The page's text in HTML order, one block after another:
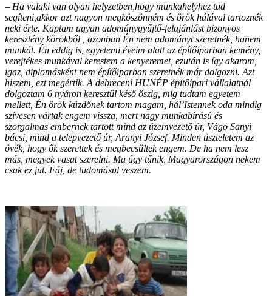
– Ha valaki van olyan helyzetben,hogy munkahelyhez tud
segíteni,akkor azt nagyon megköszönném és örök hálával tartoznék
neki érte. Kaptam ugyan adománygyűjtő-felajánlást bizonyos
keresztény körökből , azonban Én nem adományt szeretnék, hanem
munkát. Én eddig is, egyetemi éveim alatt az építőiparban kemény,
verejtékes munkával kerestem a kenyeremet, ezután is így akarom,
igaz, diplomásként nem építőiparban szeretnék már dolgozni. Azt
hiszem, ezt megértik. A debreceni HUNÉP építőipari vállalatnál
dolgoztam 6 nyáron keresztül késő őszig, míg tudtam egyetem
mellett, Én örök küzdőnek tartom magam, hál’Istennek oda mindig
szívesen vártak engem vissza, mert nagy munkabírású és
szorgalmas embernek tartott mind az üzemvezető úr, Vágó Sanyi
bácsi, mind a telepvezető úr, Aranyi József. Minden tiszteletem az
övék, hogy ők szerettek és megbecsültek engem. De ha nem lesz
más, megyek vasat szerelni. Ma úgy tűnik, Magyarországon nekem
csak ez jut. Fáj, de tudomásul veszem.